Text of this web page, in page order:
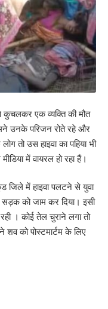
कुचलकर एक व्यक्ति की मौत
उनके परिजन रोते रहे और
तो उस हाइवा का पहिया भी
में वायरल हो रहा हैं।
जिले में हाइवा पलटने से युवा
सड़क को जाम कर दिया। इसी
। कोई तेल चुराने लगा तो
शव को पोस्टमार्टम के लिए